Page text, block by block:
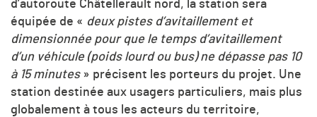
d’autoroute Châtellerault nord, la station sera
équipée de « deux pistes d’avitaillement et
dimensionnée pour que le temps d’avitaillement
d’un véhicule (poids lourd ou bus) ne dépasse pas 10
à 15 minutes» précisent les porteurs du projet. Une
station destinée aux usagers particuliers, mais plus
globalement à tous les acteurs du territoire,